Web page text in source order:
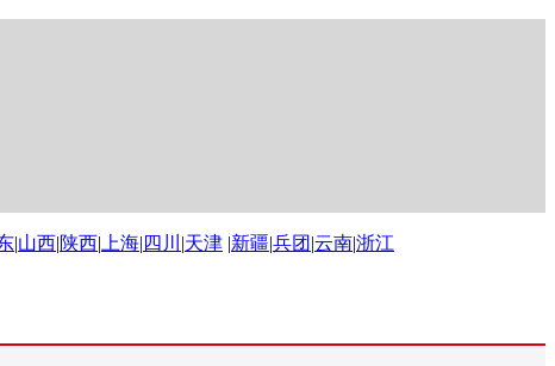
|山西|陕西| 上海| 四川 |天津 |新疆|兵团 |云南|浙江